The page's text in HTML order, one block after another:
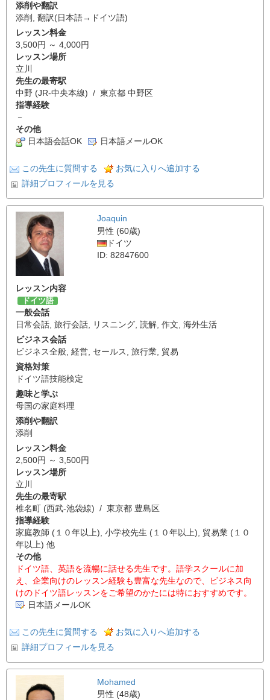
添削や翻訳
添削 , 翻訳(日本語→ドイツ語)
レッスン料金
3,500円 ～ 4,000円
レッスン場所
立川
先生の最寄駅
中野 (JR-中央本線) / 東京都 中野区
指導経験
－
その他
日本語会話OK
日本語メールOK
この先生に質問する
お気に入りへ追加する
詳細プロフィールを見る
Joaquin
男性 (60歳)
ドイツ
ID: 82847600
レッスン内容
ドイツ語
一般会話
日常会話 旅行会話 リスニング 読解 作文 海外生活
ビジネス会話
ビジネス全般 経営 セールス 旅行業 貿易
資格対策
ドイツ語技能検定
趣味と学ぶ
母国の家庭料理
添削や翻訳
添削
レッスン料金
2,500円 ～ 3,500円
レッスン場所
立川
先生の最寄駅
椎名町 (西武-池袋線) / 東京都 豊島区
指導経験
家庭教師 (１０年以上), 小学校先生 (１０年以上), 貿易業 (１０
年以上) 他
その他
ドイツ語、英語を流暢に話せる先生です。語学スクールに加
え、企業向けのレッスン経験も豊富な先生なので、ビジネス向
けのドイツ語レッスンをご希望のかたには特におすすめです。
日本語メールOK
この先生に質問する
お気に入りへ追加する
詳細プロフィールを見る
Mohamed
男性 (48歳)